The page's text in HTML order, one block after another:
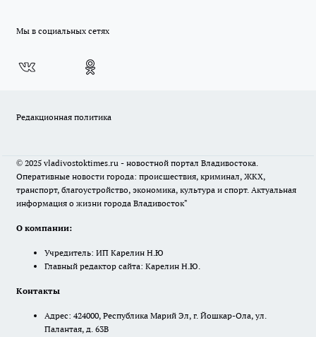
Мы в социальных сетях
Редакционная политика
© 2025 vladivostoktimes.ru - новостной портал Владивостока.
Оперативные новости города: происшествия, криминал, ЖКХ,
транспорт, благоустройство, экономика, культура и спорт. Актуальная
информация о жизни города Владивосток"
О компании:
Учредитель: ИП Карелин Н.Ю
Главный редактор сайта: Карелин Н.Ю.
Контакты
Адрес: 424000, Республика Марий Эл, г. Йошкар-Ола, ул.
Палантая, д. 63В